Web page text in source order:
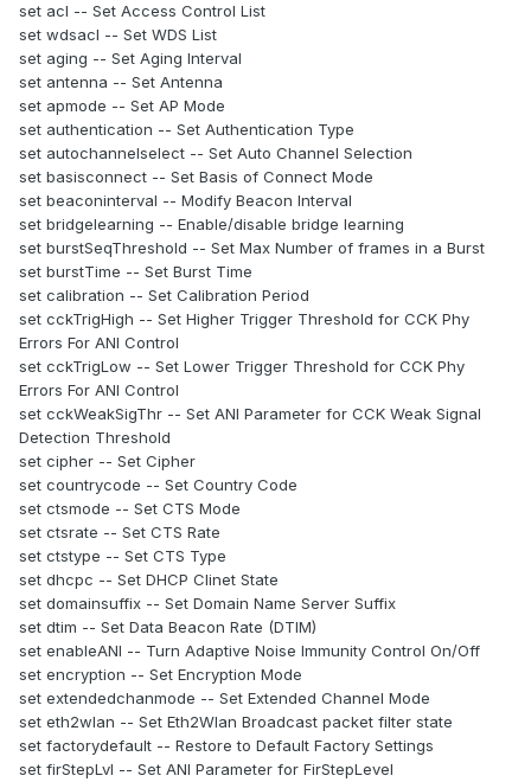
set acl -- Set Access Control List
set wdsacl -- Set WDS List
set aging -- Set Aging Interval
set antenna -- Set Antenna
set apmode -- Set AP Mode
set authentication -- Set Authentication Type
set autochannelselect -- Set Auto Channel Selection
set basisconnect -- Set Basis of Connect Mode
set beaconinterval -- Modify Beacon Interval
set bridgelearning -- Enable/disable bridge learning
set burstSeqThreshold -- Set Max Number of frames in a Burst
set burstTime -- Set Burst Time
set calibration -- Set Calibration Period
set cckTrigHigh -- Set Higher Trigger Threshold for CCK Phy
Errors For ANI Control
set cckTrigLow -- Set Lower Trigger Threshold for CCK Phy
Errors For ANI Control
set cckWeakSigThr -- Set ANI Parameter for CCK Weak Signal
Detection Threshold
set cipher -- Set Cipher
set countrycode -- Set Country Code
set ctsmode -- Set CTS Mode
set ctsrate -- Set CTS Rate
set ctstype -- Set CTS Type
set dhcpc -- Set DHCP Clinet State
set domainsuffix -- Set Domain Name Server Suffix
set dtim -- Set Data Beacon Rate (DTIM)
set enableANI -- Turn Adaptive Noise Immunity Control On/Off
set encryption -- Set Encryption Mode
set extendedchanmode -- Set Extended Channel Mode
set eth2wlan -- Set Eth2Wlan Broadcast packet filter state
set factorydefault -- Restore to Default Factory Settings
set firStepLvl -- Set ANI Parameter for FirStepLevel